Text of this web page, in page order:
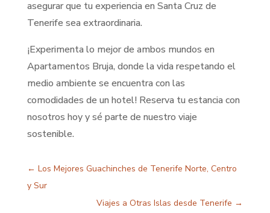
asegurar que tu experiencia en Santa Cruz de
Tenerife sea extraordinaria.
¡Experimenta lo mejor de ambos mundos en
Apartamentos Bruja, donde la vida respetando el
medio ambiente se encuentra con las
comodidades de un hotel! Reserva tu estancia con
nosotros hoy y sé parte de nuestro viaje
sostenible.
← Los Mejores Guachinches de Tenerife Norte, Centro
y Sur
Viajes a Otras Islas desde Tenerife →